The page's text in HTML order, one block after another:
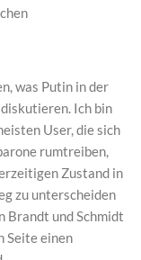
was Putin in der
Ich bin
User, die sich
rumtreiben,
Zustand in
zu unterscheiden
Brandt und Schmidt
Seite einen